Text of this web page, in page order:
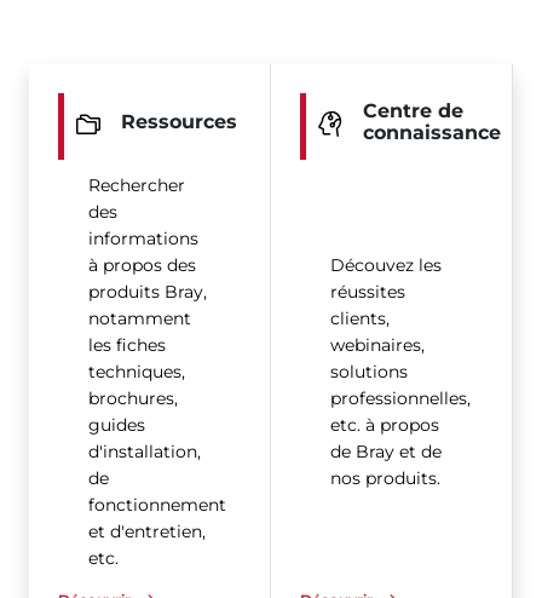
Ressources
Rechercher
des
informations
à propos des
produits Bray,
notamment
les fiches
techniques,
brochures,
guides
d'installation,
de
fonctionnement
et d'entretien,
etc.
Centre de
connaissance
Découvez les
réussites
clients,
webinaires,
solutions
professionnelles,
etc. à propos
de Bray et de
nos produits.